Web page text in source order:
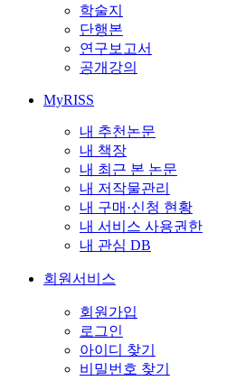
학술지
단행본
연구보고서
공개강의
MyRISS
내 추천논문
내 책장
내 최근 본 논문
내 저작물관리
내 구매·신청 현황
내 서비스 사용권한
내 관심 DB
회원서비스
회원가입
로그인
아이디 찾기
비밀번호 찾기